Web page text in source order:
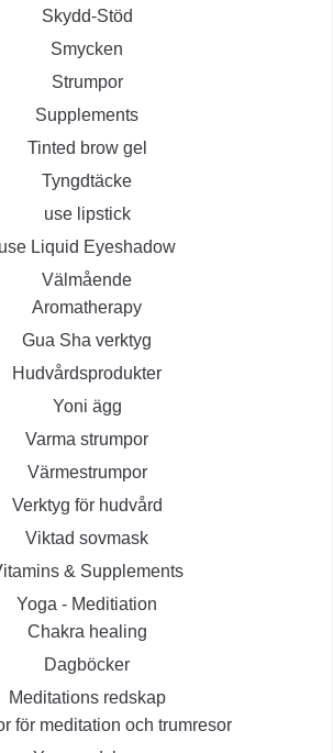
Skydd-Stöd
Smycken
Strumpor
Supplements
Tinted brow gel
Tyngdtäcke
use lipstick
use Liquid Eyeshadow
Välmående
Aromatherapy
Gua Sha verktyg
Hudvårdsprodukter
Yoni ägg
Varma strumpor
Värmestrumpor
Verktyg för hudvård
Viktad sovmask
& Supplements
Yoga - Meditiation
Chakra healing
Dagböcker
Meditations redskap
för meditation och trumresor